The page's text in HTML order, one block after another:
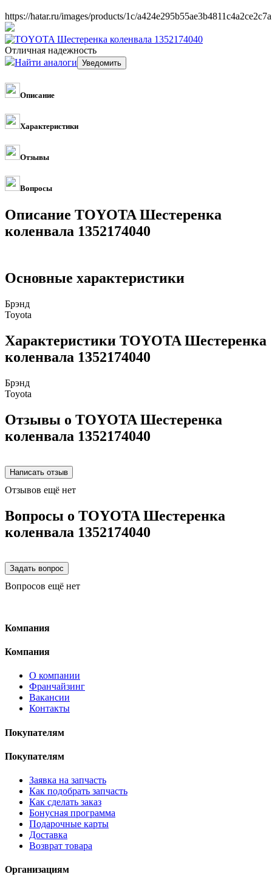
https://hatar.ru/images/products/1c/
Отличная надежность
Найти аналоги
Описание
Характеристики
Отзывы
Вопросы
Описание TOYOTA Шестеренка
коленвала 1352174040
Основные характеристики
Брэнд
Toyota
Характеристики TOYOTA Шестеренка
коленвала 1352174040
Брэнд
Toyota
Отзывы о TOYOTA Шестеренка
коленвала 1352174040
Отзывов ещё нет
Вопросы о TOYOTA Шестеренка
коленвала 1352174040
Вопросов ещё нет
Компания
Компания
О компании
Франчайзинг
Вакансии
Контакты
Покупателям
Покупателям
Заявка на запчасть
Как подобрать запчасть
Как сделать заказ
Бонусная программа
Подарочные карты
Доставка
Возврат товара
Организациям